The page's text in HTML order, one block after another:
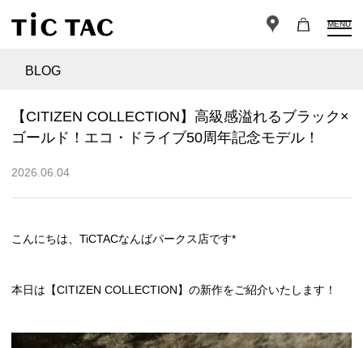
MENU
BLOG
【CITIZEN COLLECTION】高級感溢れるブラック×
ゴールド！エコ・ドライブ50周年記念モデル！
2026.06.04
こんにちは、TiCTACなんばパークス店です*
本日は【CITIZEN COLLECTION】の新作をご紹介いたします！